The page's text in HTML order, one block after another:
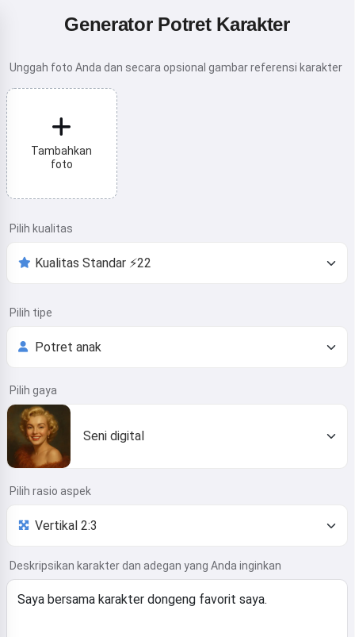
Generator Potret Karakter
Unggah foto Anda dan secara opsional gambar referensi karakter
Tambahkan
foto
Pilih kualitas
Pilih tipe
Pilih gaya
Seni digital
Pilih rasio aspek
Deskripsikan karakter dan adegan yang Anda inginkan